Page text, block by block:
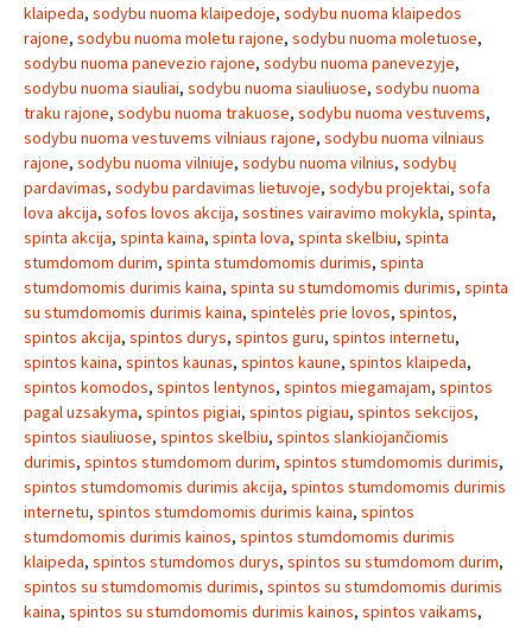
klaipeda, sodybu nuoma klaipedoje, sodybu nuoma klaipedos
rajone, sodybu nuoma moletu rajone, sodybu nuoma moletuose,
sodybu nuoma panevezio rajone, sodybu nuoma panevezyje,
sodybu nuoma siauliai, sodybu nuoma siauliuose, sodybu nuoma
traku rajone, sodybu nuoma trakuose, sodybu nuoma vestuvems,
sodybu nuoma vestuvems vilniaus rajone, sodybu nuoma vilniaus
rajone, sodybu nuoma vilniuje, sodybu nuoma vilnius, sodybų
pardavimas, sodybu pardavimas lietuvoje, sodybu projektai, sofa
lova akcija, sofos lovos akcija, sostines vairavimo mokykla, spinta,
spinta akcija, spinta kaina, spinta lova, spinta skelbiu, spinta
stumdomom durim, spinta stumdomomis durimis, spinta
stumdomomis durimis kaina, spinta su stumdomomis durimis, spinta
su stumdomomis durimis kaina, spintelės prie lovos, spintos,
spintos akcija, spintos durys, spintos guru, spintos internetu,
spintos kaina, spintos kaunas, spintos kaune, spintos klaipeda,
spintos komodos, spintos lentynos, spintos miegamajam, spintos
pagal uzsakyma, spintos pigiai, spintos pigiau, spintos sekcijos,
spintos siauliuose, spintos skelbiu, spintos slankiojančiomis
durimis, spintos stumdomom durim, spintos stumdomomis durimis,
spintos stumdomomis durimis akcija, spintos stumdomomis durimis
internetu, spintos stumdomomis durimis kaina, spintos
stumdomomis durimis kainos, spintos stumdomomis durimis
klaipeda, spintos stumdomos durys, spintos su stumdomom durim,
spintos su stumdomomis durimis, spintos su stumdomomis durimis
kaina, spintos su stumdomomis durimis kainos, spintos vaikams,